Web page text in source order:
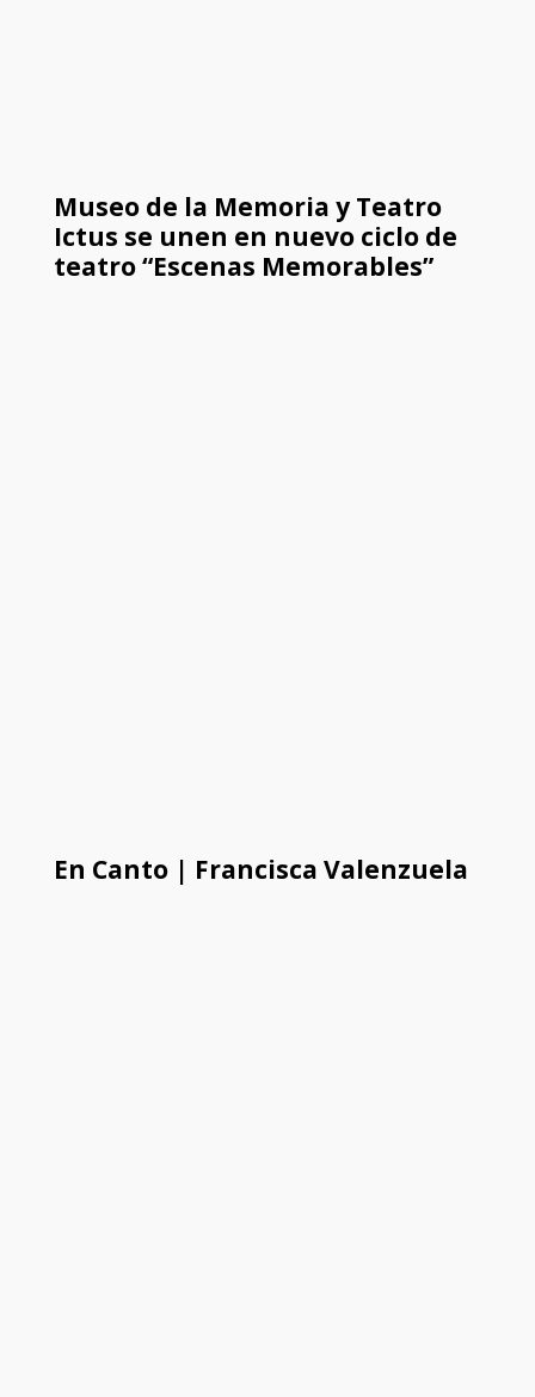
Museo de la Memoria y Teatro
Ictus se unen en nuevo ciclo de
teatro “Escenas Memorables”
En Canto | Francisca Valenzuela